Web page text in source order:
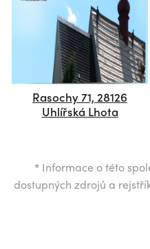
Rasochy 71, 28126
Uhlířská Lhota
* Informace o této
dostupných zdrojů a